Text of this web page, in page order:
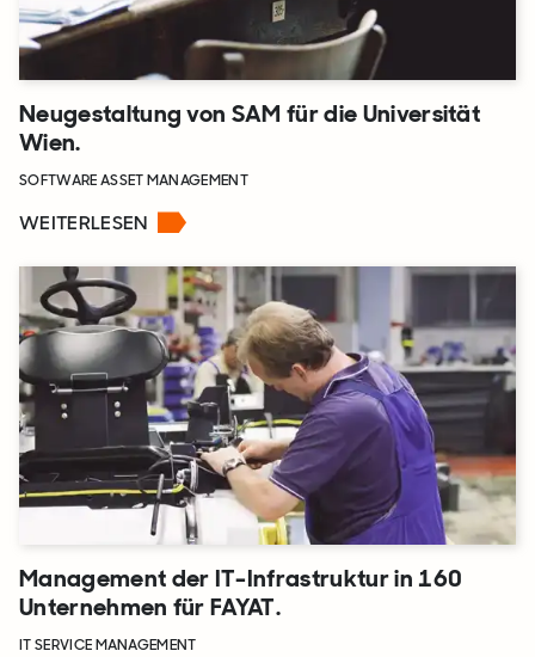
Neugestaltung von SAM für die Universität
Wien.
SOFTWARE ASSET MANAGEMENT
WEITERLESEN
Management der IT-Infrastruktur in 160
Unternehmen für FAYAT.
IT SERVICE MANAGEMENT